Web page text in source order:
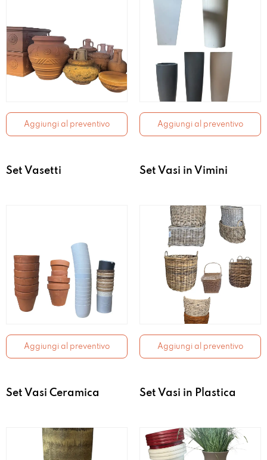
Aggiungi al preventivo Aggiungi al preventivo
Set Vasetti
Aggiungi al preventivo
Set Vasi in Vimini
Aggiungi al preventivo
Set Vasi Ceramica Set Vasi in Plastica